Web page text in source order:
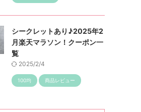
シークレットあり♪2025年2
月楽天マラソン！クーポン一
覧
2025/2/4
100均 商品レビュー